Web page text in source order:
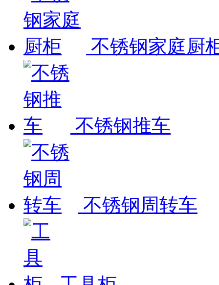
不锈钢家庭厨
不锈钢推车
不锈钢周转车